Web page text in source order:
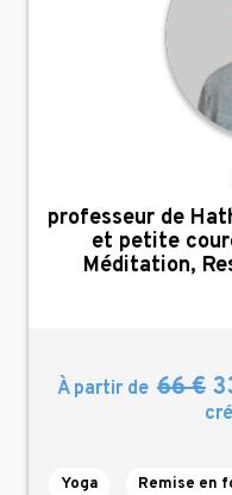
,
professeur de
et petite
Méditation,
À partir de 66 €
Yoga Remise en